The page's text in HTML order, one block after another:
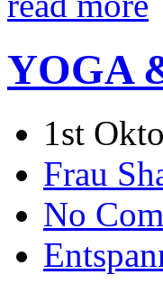
YOGA
1st
Frau
No